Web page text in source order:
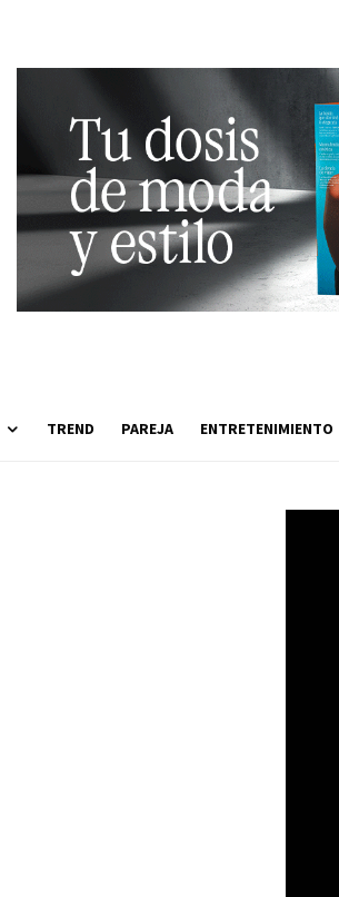
TREND PAREJA ENTRETENIMIENTO